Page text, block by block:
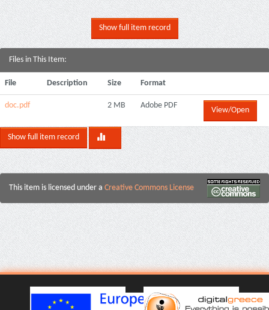
Show full item record
Files in This Item:
File Description Size Format
doc.pdf 2 MB Adobe PDF
View/Open
Show full item record
This item is licensed under a Creative Commons License